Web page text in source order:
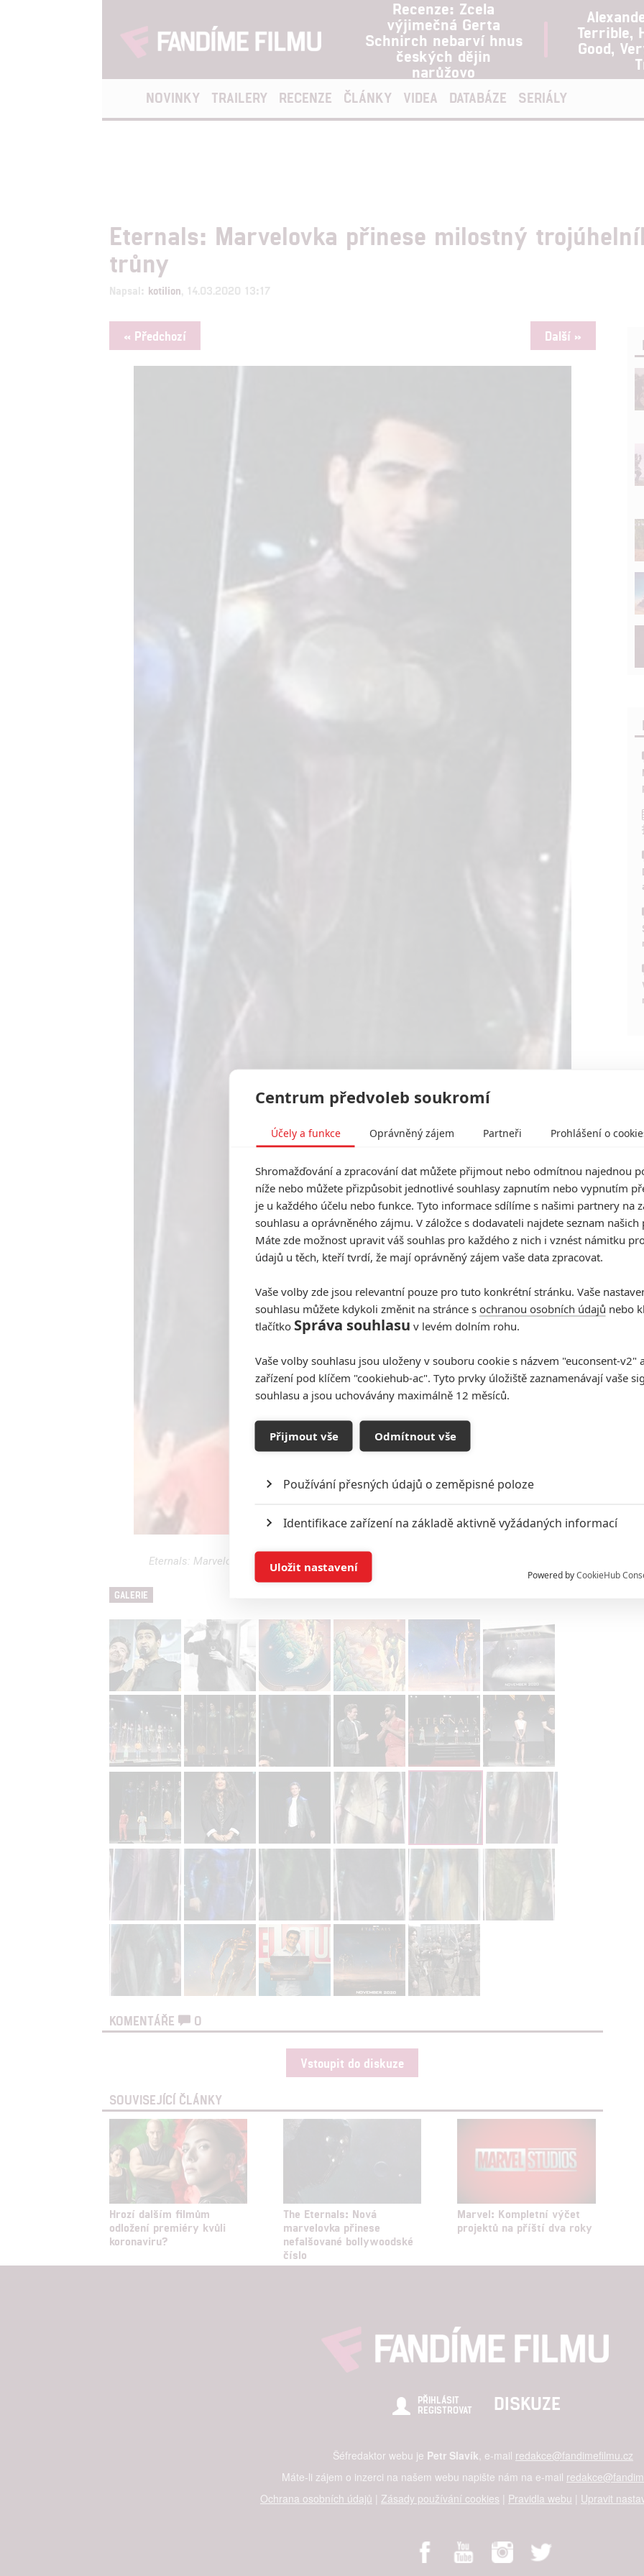
Recenze: Zcela
výjimečná Gerta
Schnirch nebarví hnus
českých dějin
narůžovo
Terrible,
Good,
NOVINKY TRAILERY RECENZE ČLÁNKY VIDEA DATABÁZE SERIÁLY
Eternals: Marvelovka přinese milostný
trůny
Napsal: kotilion , 14.03.2020 13:17
« Předchozí Další »
Eternals: Marvelovka přinese milostný trojúhelník bratrů ze Hry o trůny | Fandíme filmu
GALERIE
KOMENTÁŘE 0
Vstoupit do diskuze
SOUVISEJÍCÍ ČLÁNKY
Hrozí dalším filmům
odložení premiéry kvůli
koronaviru?
The Eternals: Nová
marvelovka přinese
nefalšované bollywoodské
číslo
Marvel: Kompletní výčet
projektů na příští dva roky
PŘIHLÁSIT
REGISTROVAT
DISKUZE
Šéfredaktor webu je Petr Slavík , e-mail redakce@fandimefilmu.cz
Máte-li zájem o inzerci na našem webu napište nám na e-mail
Ochrana osobních údajů | Zásady používání cookies | Pravidla webu | Upravit
Centrum předvoleb soukromí
Účely a funkce Oprávněný zájem Partneři Prohlášení o
Shromažďování a zpracování dat můžete přijmout nebo odmítnou najednou
níže nebo můžete přizpůsobit jednotlivé souhlasy zapnutím nebo vypnutím
je u každého účelu nebo funkce. Tyto informace sdílíme s našimi partnery na
souhlasu a oprávněného zájmu. V záložce s dodavateli najdete seznam našich
Máte zde možnost upravit váš souhlas pro každého z nich i vznést námitku
údajů u těch, kteří tvrdí, že mají oprávněný zájem vaše data zpracovat.
Vaše volby zde jsou relevantní pouze pro tuto konkrétní stránku. Vaše
souhlasu můžete kdykoli změnit na stránce s ochranou osobních údajů nebo
tlačítko Správa souhlasu v levém dolním rohu.
Vaše volby souhlasu jsou uloženy v souboru cookie s názvem "euconsent-v2"
zařízení pod klíčem "cookiehub-ac". Tyto prvky úložiště zaznamenávají vaše
souhlasu a jsou uchovávány maximálně 12 měsíců.
Přijmout vše Odmítnout vše
Používání přesných údajů o zeměpisné poloze
Identifikace zařízení na základě aktivně vyžádaných informací
Ukládání a/nebo přístup k informacím v zařízení
Personalizovaný obsah, měření obsahu, průzkum publika a vývoj
služeb
Udělením souhlasu s účely a funkcemi zde uvedenými dáváte nám i našim
možnost: Zajištění bezpečnosti, předcházení a zjišťování podvodů a
Poskytování a zobrazování reklamy a obsahu
Powered byCookieHub
Uložit nastavení